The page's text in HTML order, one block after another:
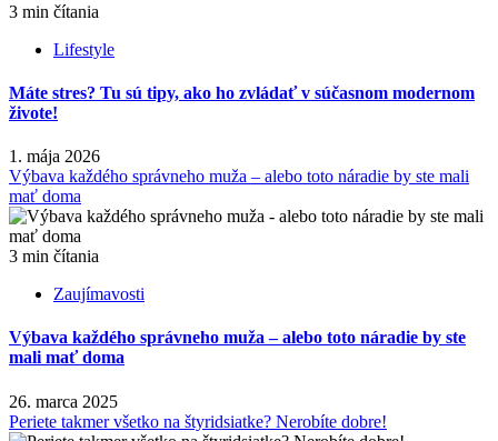
3 min čítania
Lifestyle
Máte stres? Tu sú tipy, ako ho zvládať v súčasnom modernom
živote!
1. mája 2026
Výbava každého správneho muža – alebo toto náradie by ste mali
mať doma
3 min čítania
Zaujímavosti
Výbava každého správneho muža – alebo toto náradie by ste
mali mať doma
26. marca 2025
Periete takmer všetko na štyridsiatke? Nerobíte dobre!